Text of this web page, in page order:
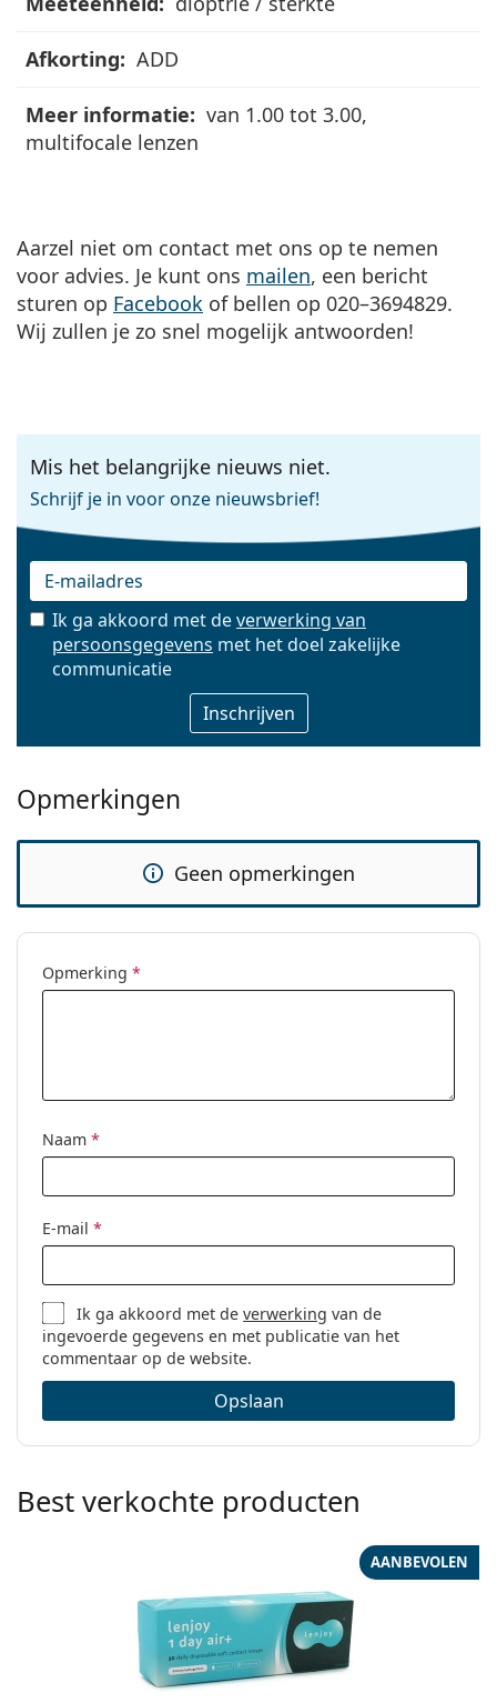
ADD
van 1.00 tot 3.00,
multifocale lenzen
Aarzel niet om contact met ons op te nemen
voor advies. Je kunt ons mailen, een bericht
sturen op Facebook of bellen op 020–3694829.
Wij zullen je zo snel mogelijk antwoorden!
Mis het belangrijke nieuws niet.
Schrijf je in voor onze nieuwsbrief!
E-mail
Ik ga akkoord met deverwerking van
persoonsgegevens met het doel zakelijke
communicatie
Opmerkingen
Geen opmerkingen
Opmerking *
Naam *
E-mail *
Ik ga akkoord met deverwerking van de
ingevoerde gegevens en met publicatie van het
commentaar op de website.
Opslaan
Best verkochte producten
AANBEVOLEN